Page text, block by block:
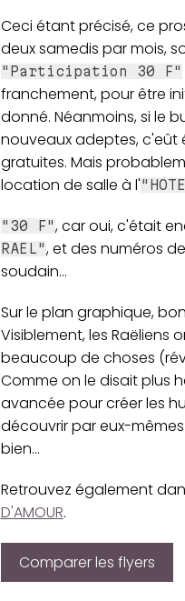
Ceci étant précisé, ce
deux samedis par mois,
"Participation 30 F"
franchement, pour être
donné. Néanmoins, si le
nouveaux adeptes, c'eût
gratuites. Mais
location de salle à l'
"30 F", car oui, c'était
RAEL", et des numéros
soudain...
Sur le plan graphique,
Visiblement, les Raëliens
beaucoup de choses
Comme on le disait plus
avancée pour créer les
découvrir par eux-
bien...
Retrouvez également
D'AMOUR.
Comparer les flyers